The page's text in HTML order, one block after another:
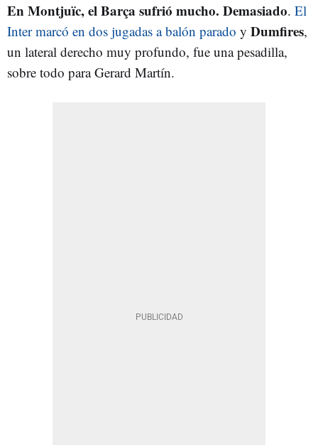
En Montjuïc, el Barça sufrió mucho. Demasiado. El
Inter marcó en dos jugadas a balón parado y Dumfires,
un lateral derecho muy profundo, fue una pesadilla,
sobre todo para Gerard Martín.